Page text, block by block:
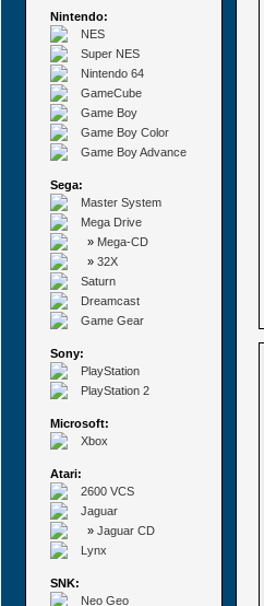
Nintendo:
NES
Super NES
Nintendo 64
GameCube
Game Boy
Game Boy Color
Game Boy Advance
Sega:
Master System
Mega Drive
» Mega-CD
» 32X
Saturn
Dreamcast
Game Gear
Sony:
PlayStation
PlayStation 2
Microsoft:
Xbox
Atari:
2600 VCS
Jaguar
» Jaguar CD
Lynx
SNK:
Neo Geo